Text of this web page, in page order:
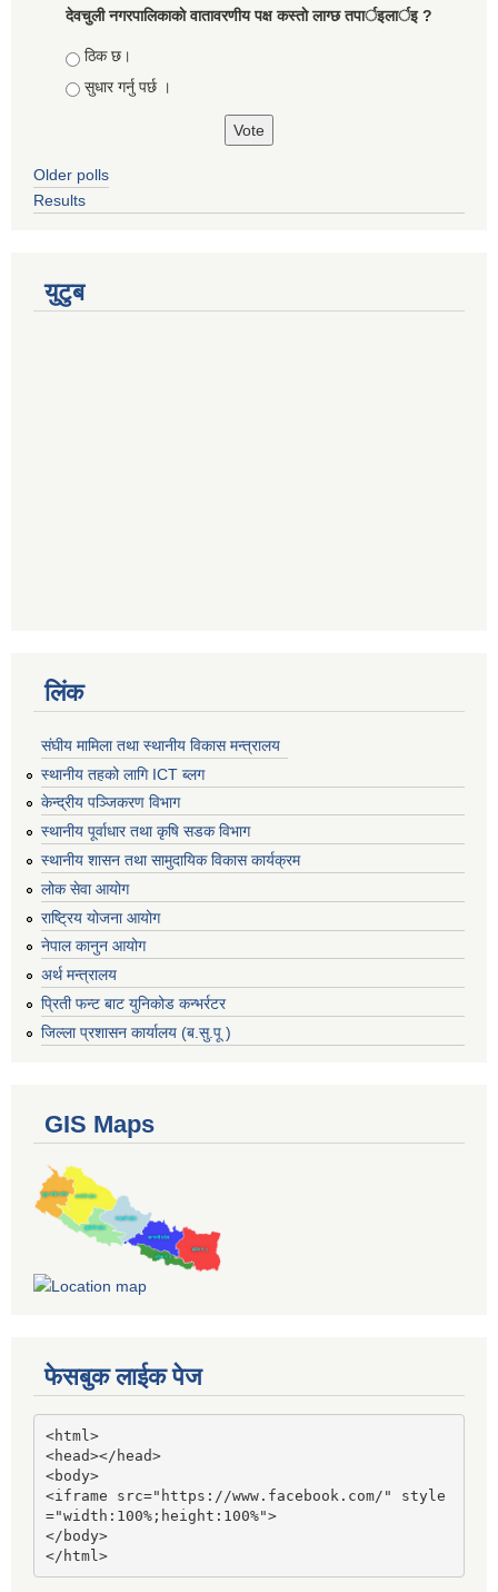
देवचुली नगरपालिकाकाे वातावरणीय पक्ष कस्ताे लाग्छ तपार्इलार्इ ?
Choices
ठिक छ।
सुधार गर्नु पर्छ ।
Older polls
Results
युटुब
लिंक
संघीय मामिला तथा स्थानीय विकास मन्त्रालय
स्थानीय तहको लागि ICT ब्लग
केन्द्रीय पञ्जिकरण विभाग
स्थानीय पूर्वाधार तथा कृषि सडक विभाग
स्थानीय शासन तथा सामुदायिक विकास कार्यक्रम
लोक सेवा आयोग
राष्ट्रिय योजना आयोग
नेपाल कानुन आयोग
अर्थ मन्त्रालय
प्रिती फन्ट बाट युनिकोड कन्भर्रटर
जिल्ला प्रशासन कार्यालय (ब.सु.पू )
GIS Maps
फेसबुक लाईक पेज
<html>
<head></head>
<body>
<iframe src="https://www.facebook.com/" style
="width:100%;height:100%">
</body>
</html>